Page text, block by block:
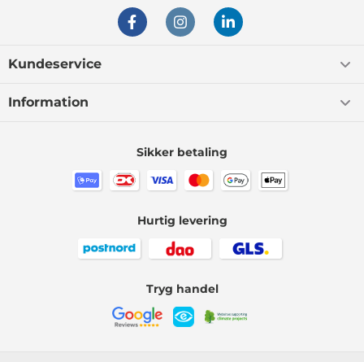
Kundeservice
Information
Sikker betaling
Hurtig levering
Tryg handel